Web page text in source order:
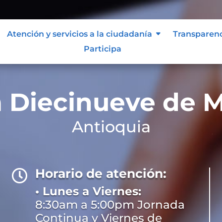
Atención y servicios a la ciudadanía
Participa
Diecinueve de
Antioquia
слот турнири с общ
а резултатите се
елемент към
space to study the game
suits a short
frequency, and
before moving beyond
 Horario de atención:
• Lunes a Viernes:
8:30am a 5:00pm Jornada
Continua y Viernes de